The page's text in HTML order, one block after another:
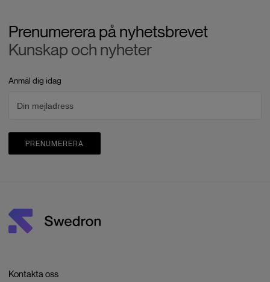
Prenumerera på nyhetsbrevet
Kunskap och nyheter
Anmäl dig idag
PRENUMERERA
Kontakta oss